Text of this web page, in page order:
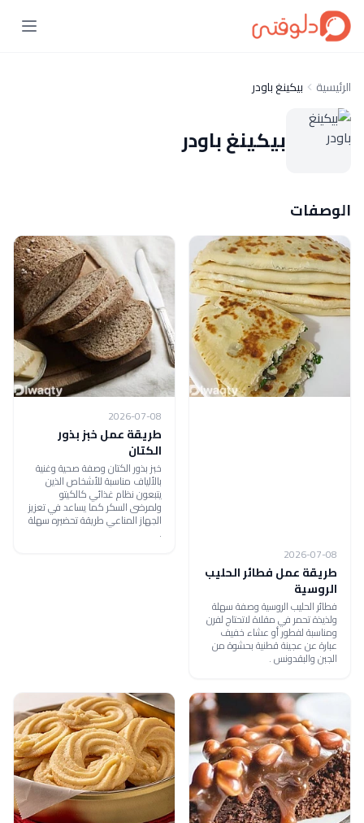
الرئيسية بيكينغ باودر
بيكينغ باودر
الوصفات
2026-07-08
طريقة عمل فطائر الحليب
الروسية
فطائر الحليب الروسية وصفة سهلة
ولذيذة تحمر في مقلاة لاتحتاج لفرن
ومناسبة لفطور أو عشاء خفيف
عبارة عن عجينة قطنية بحشوة من
الجبن والبقدونس .
2026-07-08
طريقة عمل خبز بذور
الكتان
خبز بذور الكتان وصفة صحية وغنية
بالألياف مناسبة للأشخاص الذين
يتبعون نظام غذائي كالكيتو
ولمرضى السكر كما يساعد في تعزيز
الجهاز المناعي طريقة تحضيره سهلة
.